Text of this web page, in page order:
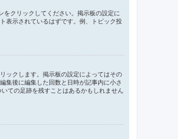
をクリックしてください。掲示板の設定に
表示されているはずです。例、トピック投
ックします。掲示板の設定によってはその
集後に編集した回数と日時が記事内に小さ
ての足跡を残すことはあるかもしれません